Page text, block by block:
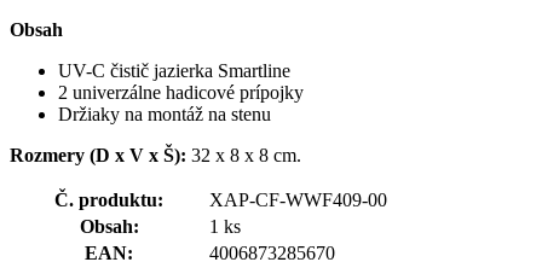
Obsah
UV-C čistič jazierka Smartline
2 univerzálne hadicové prípojky
Držiaky na montáž na stenu
Rozmery (D x V x Š): 32 x 8 x 8 cm.
Č. produktu:
XAP-CF-WWF409-00
Obsah:
1 ks
EAN:
4006873285670